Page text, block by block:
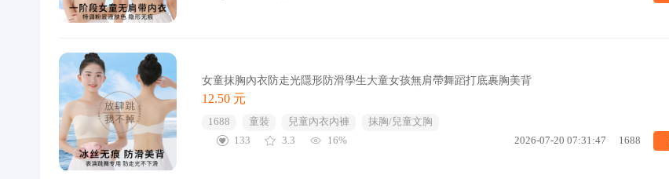
女童抹胸內衣防走光隱形防滑學生大童女孩無肩帶舞蹈打底裹胸美背
12.50 元
1688 童裝 兒童內衣內褲
抹胸/兒童文胸
133
3.3 16% 2026-07-20 07:31:47 1688